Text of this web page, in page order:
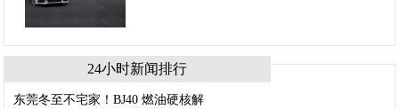
24小时新闻排行
东莞冬至不宅家！BJ40 燃油硬核解